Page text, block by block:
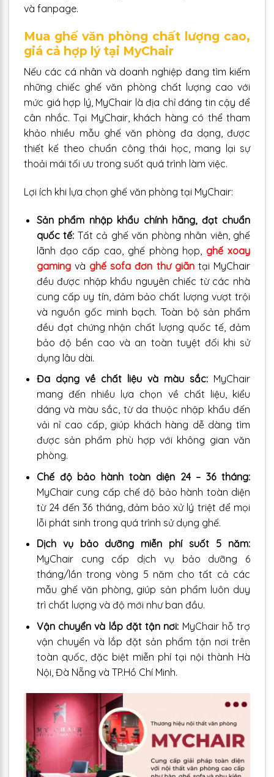
và fanpage.
Mua ghế văn phòng chất lượng cao,
giá cả hợp lý tại MyChair
Nếu các cá nhân và doanh nghiệp đang tìm kiếm
những chiếc ghế văn phòng chất lượng cao với
mức giá hợp lý, MyChair là địa chỉ đáng tin cậy để
cân nhắc. Tại MyChair, khách hàng có thể tham
khảo nhiều mẫu ghế văn phòng đa dạng, được
thiết kế theo chuẩn công thái học, mang lại sự
thoải mái tối ưu trong suốt quá trình làm việc.
Lợi ích khi lựa chọn ghế văn phòng tại MyChair:
Sản phẩm nhập khẩu chính hãng, đạt chuẩn
quốc tế: Tất cả ghế văn phòng nhân viên, ghế
lãnh đạo cấp cao, ghế phòng họp, ghế xoay
gamingvà ghế sofa đơn thư giãntại MyChair
đều được nhập khẩu nguyên chiếc từ các nhà
cung cấp uy tín, đảm bảo chất lượng vượt trội
và nguồn gốc minh bạch. Toàn bộ sản phẩm
đều đạt chứng nhận chất lượng quốc tế, đảm
bảo độ bền cao và an toàn tuyệt đối khi sử
dụng lâu dài.
Đa dạng về chất liệu và màu sắc:MyChair
mang đến nhiều lựa chọn về chất liệu, kiểu
dáng và màu sắc, từ da thuộc nhập khẩu đến
vải nỉ cao cấp, giúp khách hàng dễ dàng tìm
được sản phẩm phù hợp với không gian văn
phòng.
Chế độ bảo hành toàn diện 24 – 36 tháng:
MyChair cung cấp chế độ bảo hành toàn diện
từ 24 đến 36 tháng, đảm bảo xử lý triệt để mọi
lỗi phát sinh trong quá trình sử dụng ghế.
Dịch vụ bảo dưỡng miễn phí suốt 5 năm:
MyChair cung cấp dịch vụ bảo dưỡng 6
tháng/lần trong vòng 5 năm cho tất cả các
mẫu ghế văn phòng, giúp sản phẩm luôn duy
trì chất lượng và độ mới như ban đầu.
Vận chuyển và lắp đặt tận nơi: MyChair hỗ trợ
vận chuyển và lắp đặt sản phẩm tận nơi trên
toàn quốc, đặc biệt miễn phí tại nội thành Hà
Nội, Đà Nẵng và TP.Hồ Chí Minh.